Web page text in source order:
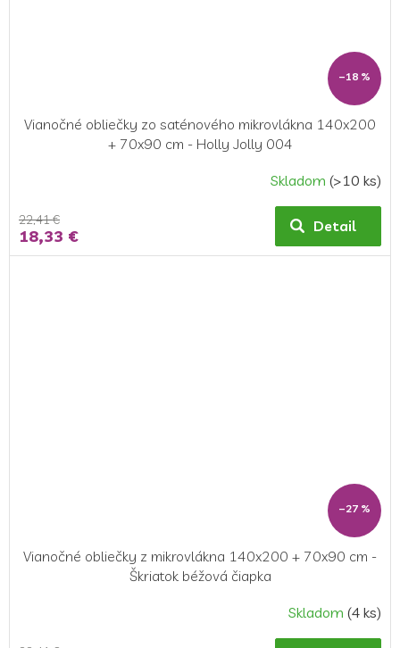
–18 %
Vianočné obliečky zo saténového mikrovlákna 140x200
+ 70x90 cm - Holly Jolly 004
Skladom (>10 ks)
22,41 €
18,33 € Detail
–27 %
Vianočné obliečky z mikrovlákna 140x200 + 70x90 cm -
Škriatok béžová čiapka
Skladom (4 ks)